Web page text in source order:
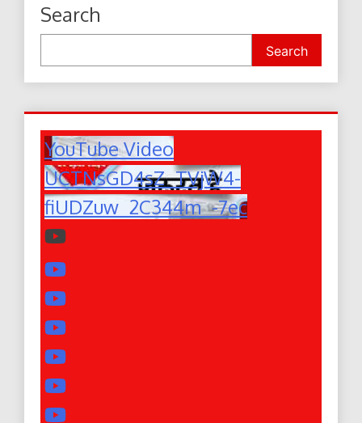
Search
Search
YouTube Video
UCTNsGD4sZ_TVjW4-
fiUDZuw_2C344m_-7ec